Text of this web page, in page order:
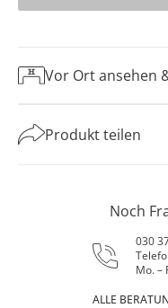
Vor Ort ansehen
Produkt teilen
Noch
030
Mo. –
ALLE